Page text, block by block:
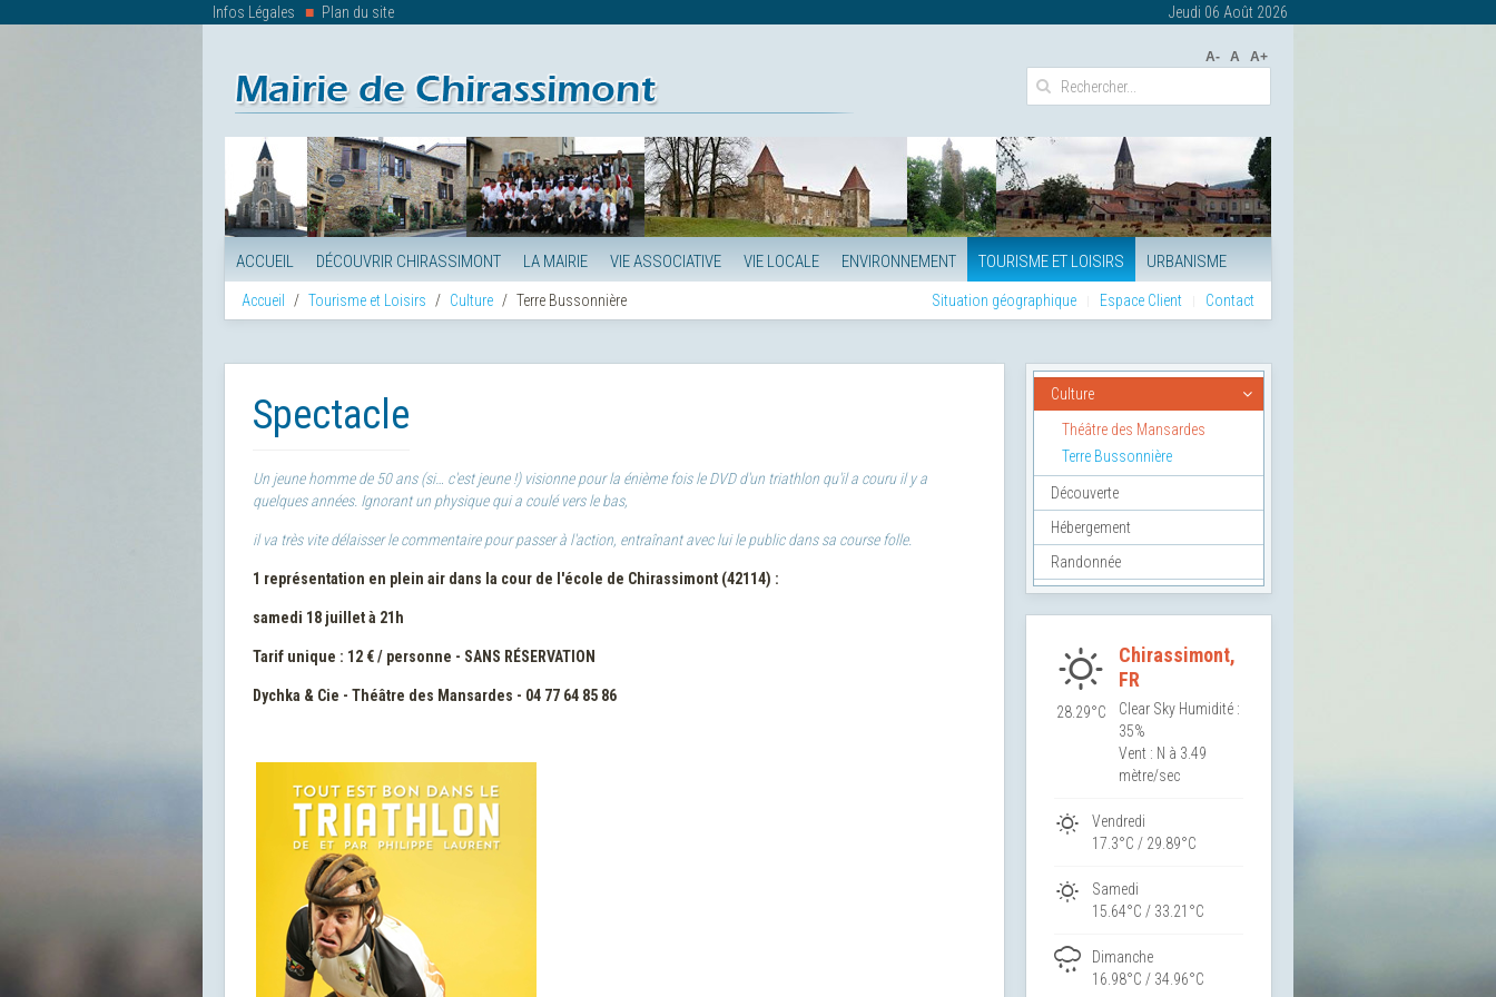
Infos Légales Plan du site Jeudi 06 Août 2026
A- A A+
ACCUEIL DÉCOUVRIR CHIRASSIMONT LA MAIRIE VIE ASSOCIATIVE VIE LOCALE ENVIRONNEMENT TOURISME ET LOISIRS URBANISME
Accueil Tourisme et Loisirs Culture Terre Bussonnière Situation géographique Espace Client Contact
Spectacle
Un jeune homme de 50 ans (si… c'est jeune !) visionne pour la énième fois le DVD d'un triathlon qu'il a couru il y a
quelques années. Ignorant un physique qui a coulé vers le bas,
il va très vite délaisser le commentaire pour passer à l'action, entraînant avec lui le public dans sa course folle.
1 représentation en plein air dans la cour de l'école de Chirassimont (42114) :
samedi 18 juillet à 21h
Tarif unique : 12 € / personne - SANS RÉSERVATION
Dychka & Cie - Théâtre des Mansardes - 04 77 64 85 86
Culture
Théâtre des Mansardes
Terre Bussonnière
Découverte
Hébergement
Randonnée
28.29°C
Chirassimont,
FR
Clear Sky Humidité :
35%
Vent : N à 3.49
mètre/sec
Vendredi
17.3°C / 29.89°C
Samedi
15.64°C / 33.21°C
Dimanche
16.98°C / 34.96°C